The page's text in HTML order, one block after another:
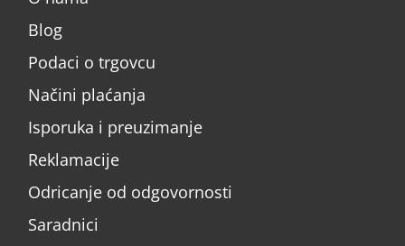
Blog
Podaci o trgovcu
Načini plaćanja
Isporuka i preuzimanje
Reklamacije
Odricanje od odgovornosti
Saradnici